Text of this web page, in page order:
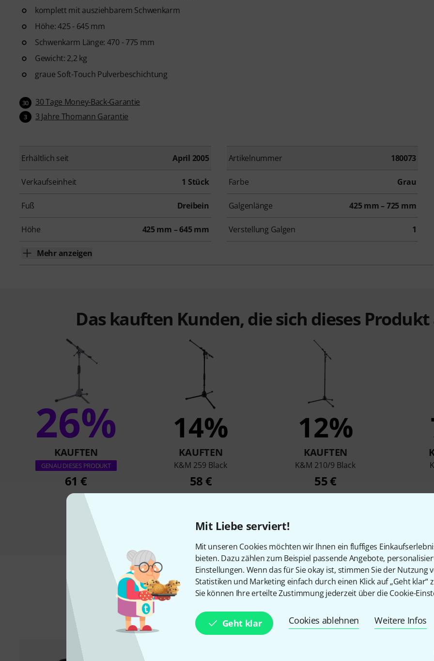
Mit Liebe serviert!
Mit unseren Cookies möchten wir Ihnen ein fluffiges
bieten. Dazu zählen zum Beispiel passende Angebote,
Einstellungen. Wenn das für Sie okay ist, stimmen Sie der Nutzung
Statistiken und Marketing einfach durch einen Klick auf „Geht klar“
Sie können Ihre erteilte Zustimmung jederzeit über die Cookie-
Geht klar Cookies ablehnen Weitere Infos
komplett mit ausziehbarem Schwenkarm
Höhe: 425 - 645 mm
Schwenkarm Länge: 470 - 775 mm
Gewicht: 2,2 kg
graue Soft-Touch Pulverbeschichtung
30 30 Tage Money-Back-Garantie
3 3 Jahre Thomann Garantie
Erhältlich seit April 2005 Artikelnummer 180073
Verkaufseinheit 1 Stück Farbe Grau
Fuß Dreibein Galgenlänge 425 mm – 725 mm
Höhe 425 mm – 645 mm Verstellung Galgen 1
Mehr anzeigen
Das kauften Kunden, die sich dieses
26%
KAUFTEN
GENAU DIESES PRODUKT
61 €
14%
KAUFTEN
K&M 259 Black
58 €
12%
KAUFTEN
K&M 210/9 Black
55 €
Zubehör & passende Artikel